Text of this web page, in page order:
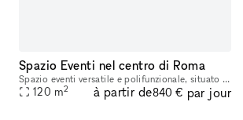
Spazio Eventi nel centro di Roma
Spazio eventi versatile e polifunzionale, situato nel cuore pulsante del quartiere Monti, Roma, a due passi dal Colosseo: 120 mq dislocati su due livelli si affacciano in una delle strade centrali pi
120 m2 à partir de840 € par jour